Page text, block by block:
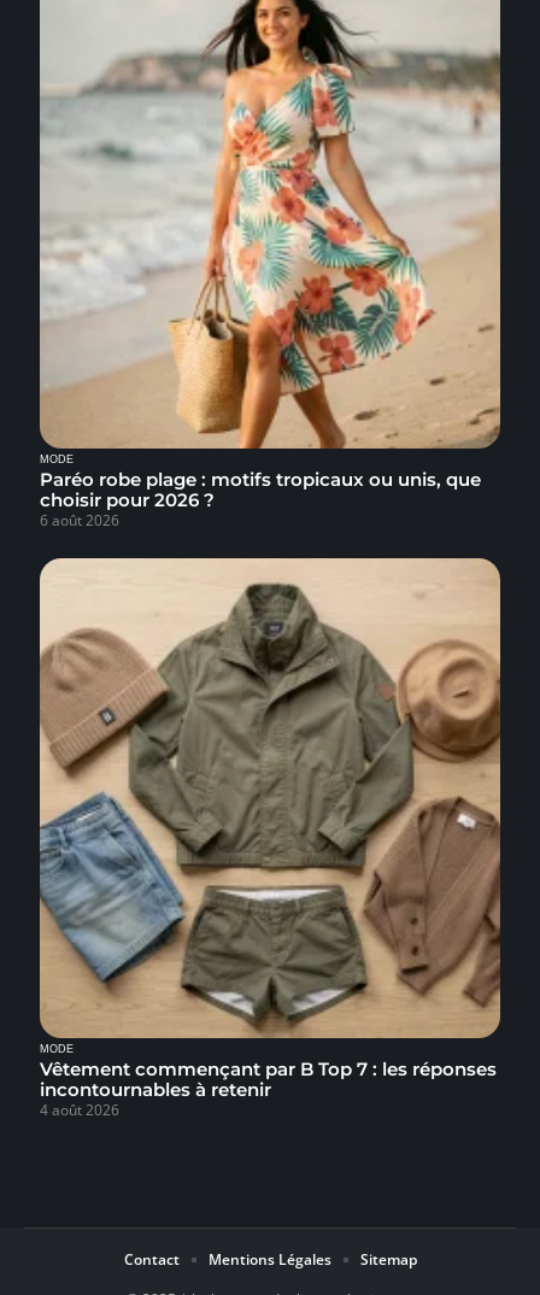
MODE
Paréo robe plage : motifs tropicaux ou unis, que
choisir pour 2026 ?
6 août 2026
MODE
Vêtement commençant par B Top 7 : les réponses
incontournables à retenir
4 août 2026
Contact Mentions Légales Sitemap